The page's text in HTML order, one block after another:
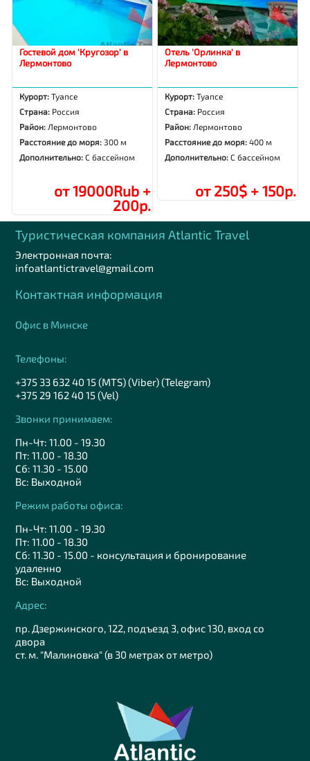
Гостевой дом 'Кругозор' в
Лермонтово
Курорт:Туапсе
Страна: Россия
Район: Лермонтово
Расстояние до моря: 300 м
Дополнительно:С бассейном
от 19000Rub +
200р.
Отель 'Орлинка' в
Лермонтово
Курорт:Туапсе
Страна: Россия
Район: Лермонтово
Расстояние до моря:400 м
Дополнительно:С бассейном
от 250$ + 150р.
Туристическая компания Аtlantic Travel
Электронная почта:
infoatlantictravel@gmail.com
Контактная информация
Офис в Минске
Телефоны:
+375 33 632 40 15 (MTS) (Viber) (Telegram)
+375 29 162 40 15 (Vel)
Звонки принимаем:
Пн-Чт: 11.00 - 19.30
Пт: 11.00 - 18.30
Сб: 11.30 - 15.00
Вс: Выходной
Режим работы офиса:
Пн-Чт: 11.00 - 19.30
Пт: 11.00 - 18.30
Сб: 11.30 - 15.00 - консультация и бронирование
удаленно
Вс: Выходной
Адрес:
пр. Дзержинского, 122, подъезд 3, офис 130, вход со
двора
ст. м. "Малиновка" (в 30 метрах от метро)